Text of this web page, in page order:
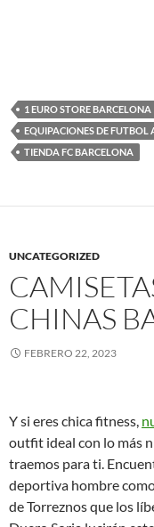
1 EURO STORE BARCELONA
EQUIPACIONES DE FUTBOL
TIENDA FC BARCELONA
UNCATEGORIZED
CHINAS
FEBRERO 22, 2023
Y si eres chica fitness,
outfit ideal con lo más
traemos para ti.
deportiva hombre
de Torreznos que los